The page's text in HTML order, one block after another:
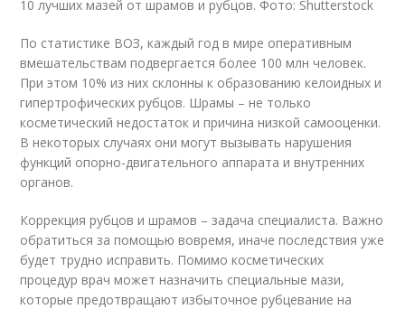
10 лучших мазей от шрамов и рубцов. Фото: Shutterstock
По статистике ВОЗ, каждый год в мире оперативным
вмешательствам подвергается более 100 млн человек.
При этом 10% из них склонны к образованию келоидных и
гипертрофических рубцов. Шрамы – не только
косметический недостаток и причина низкой самооценки.
В некоторых случаях они могут вызывать нарушения
функций опорно-двигательного аппарата и внутренних
органов.
Коррекция рубцов и шрамов – задача специалиста. Важно
обратиться за помощью вовремя, иначе последствия уже
будет трудно исправить. Помимо косметических
процедур врач может назначить специальные мази,
которые предотвращают избыточное рубцевание на